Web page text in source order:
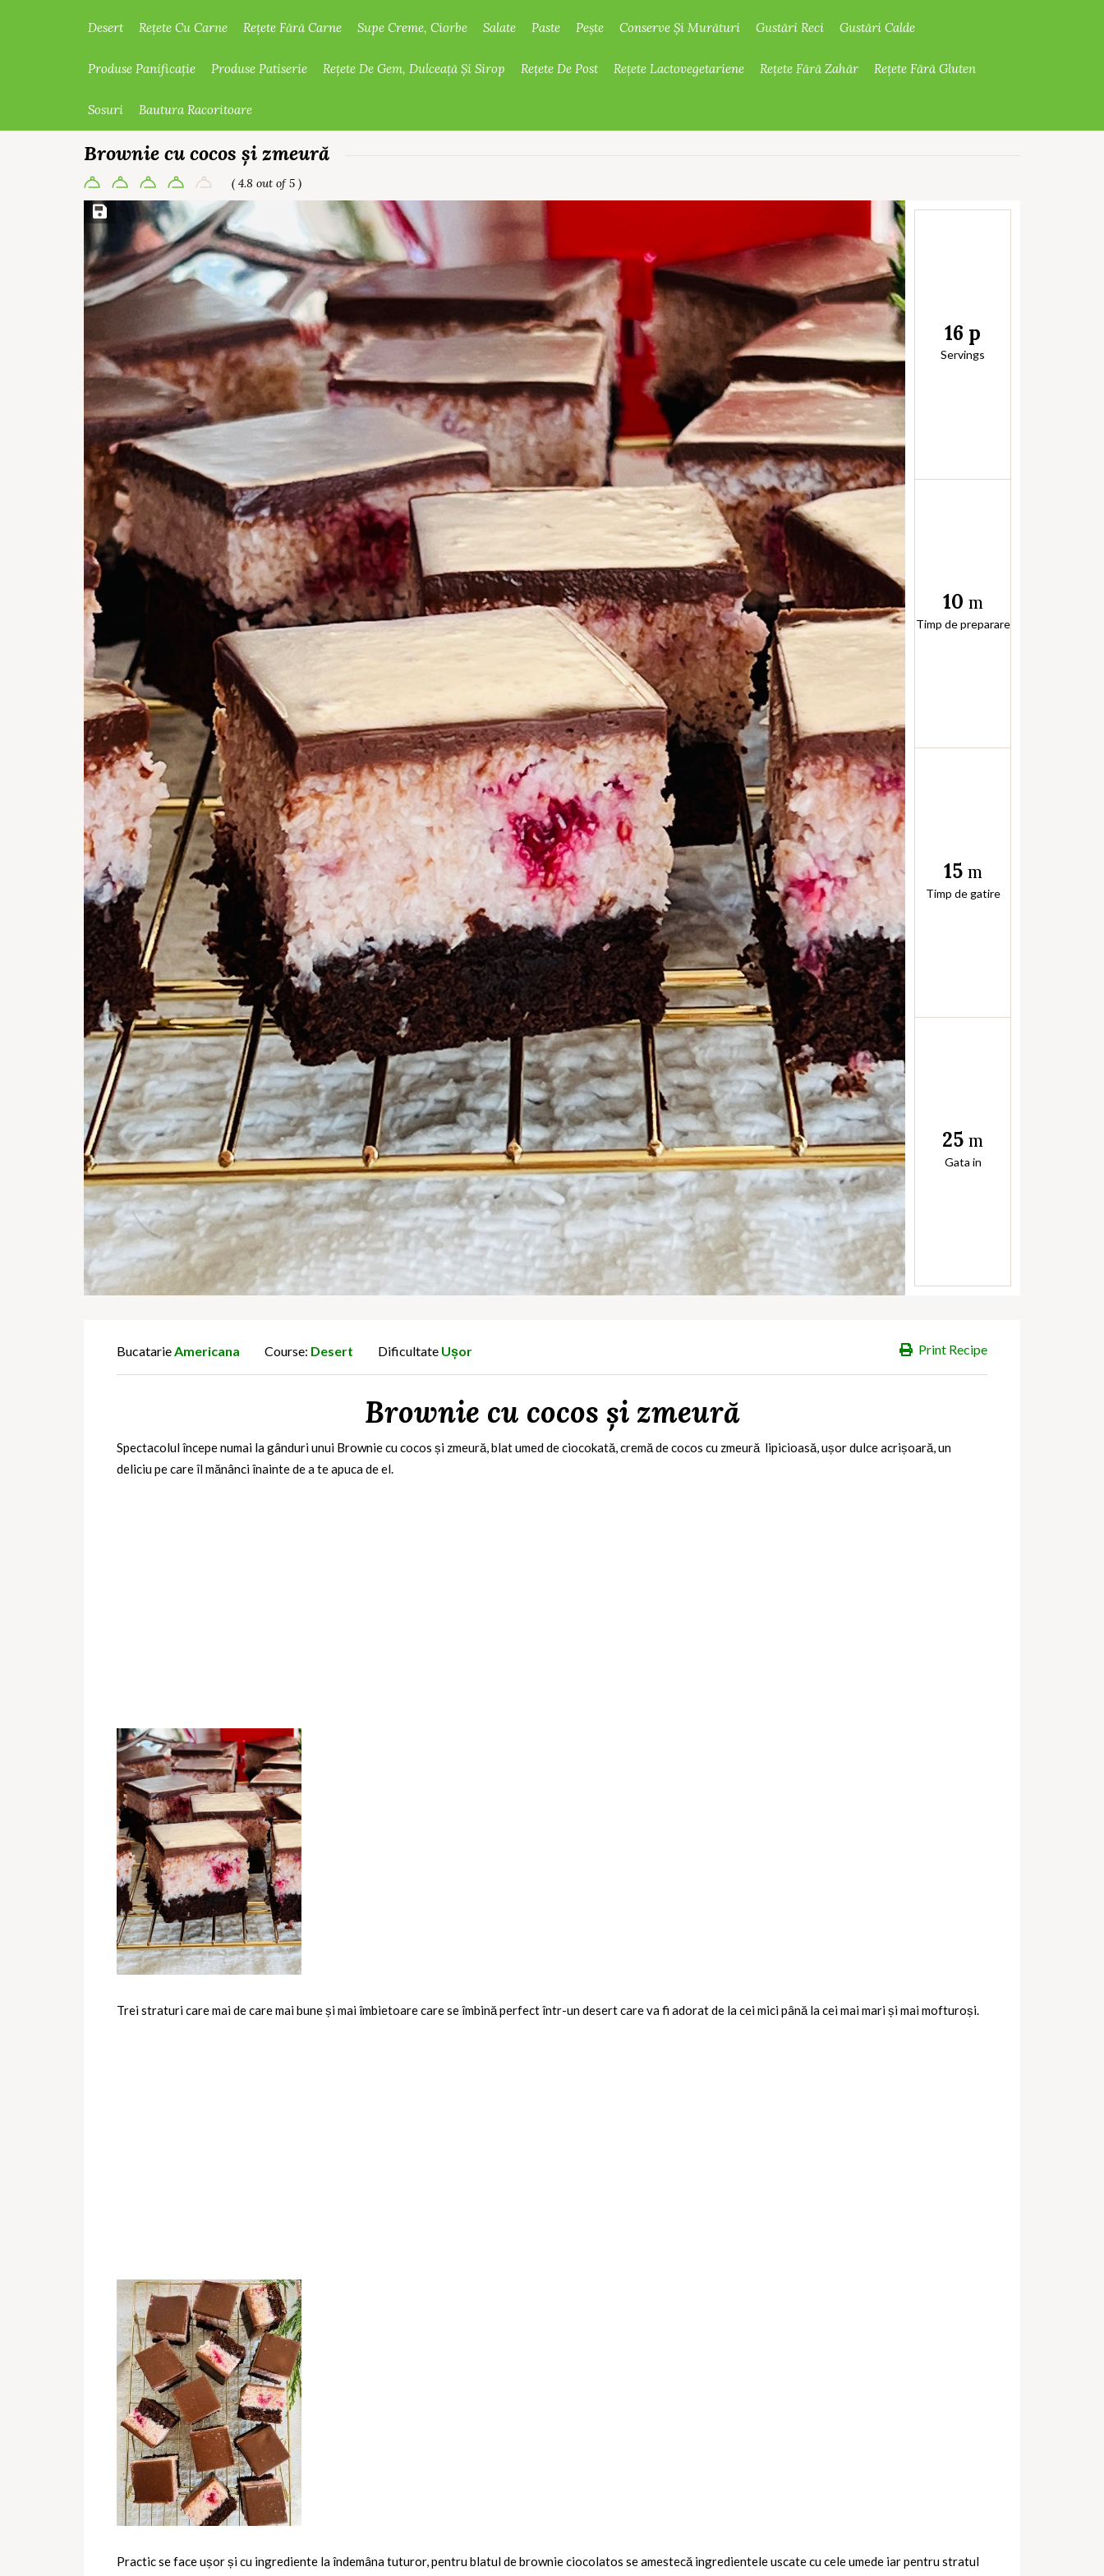
Desert Rețete Cu Carne Rețete Fără Carne Supe Creme, Ciorbe Salate Paste Pește Conserve Și Murături Gustări Reci Gustări Calde
Produse Panificație Produse Patiserie Rețete De Gem, Dulceață Și Sirop Rețete De Post Rețete Lactovegetariene Rețete Fără Zahăr Rețete Fără Gluten
Sosuri Bautura Racoritoare
Brownie cu cocos și zmeură
( 4.8 out of 5 )
Save Recipe
16 p
Servings
10 m
Timp de preparare
15 m
Timp de gatire
25 m
Gata in
Print Recipe
BucatarieAmericana Course: Desert Dificultate Ușor
Brownie cu cocos și zmeură
Spectacolul începe numai la gânduri unui Brownie cu cocos și zmeură, blat umed de ciocokată, cremă de cocos cu zmeură lipicioasă, ușor dulce acrișoară, un
deliciu pe care îl mănânci înainte de a te apuca de el.
Trei straturi care mai de care mai bune și mai îmbietoare care se îmbină perfect într-un desert care va fi adorat de la cei mici până la cei mai mari și mai mofturoși.
Practic se face ușor și cu ingrediente la îndemâna tuturor, pentru blatul de brownie ciocolatos se amestecă ingredientele uscate cu cele umede iar pentru stratul